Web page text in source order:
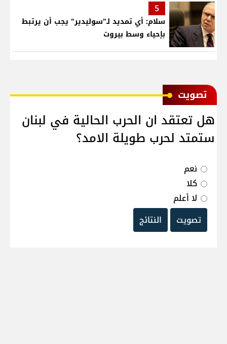
5
سلام: أي تمديد لـ"سوليدير" يجب أن يرتبط
بإحياء وسط بيروت
ﺗﺼﻮﻳﺖ
هل تعتقد ان الحرب الحالية في لبنان
ستمتد لحرب طويلة الامد؟
نعم
كلا
لا أعلم
تصويت
النتائج